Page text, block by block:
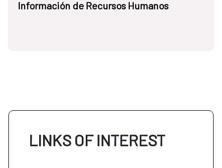
Información de Recursos Humanos
LINKS OF INTEREST